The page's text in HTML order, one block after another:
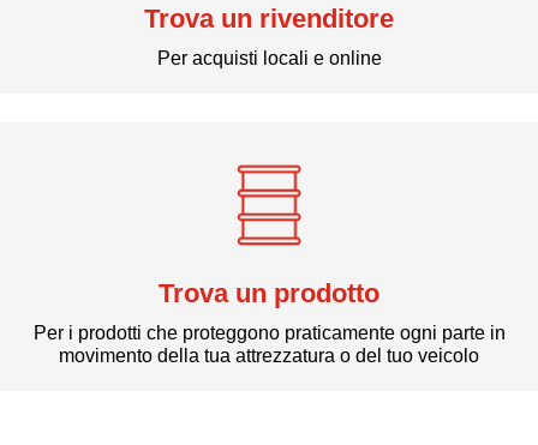
Trova un rivenditore
Per acquisti locali e online
Trova un prodotto
Per i prodotti che proteggono praticamente ogni parte in
movimento della tua attrezzatura o del tuo veicolo